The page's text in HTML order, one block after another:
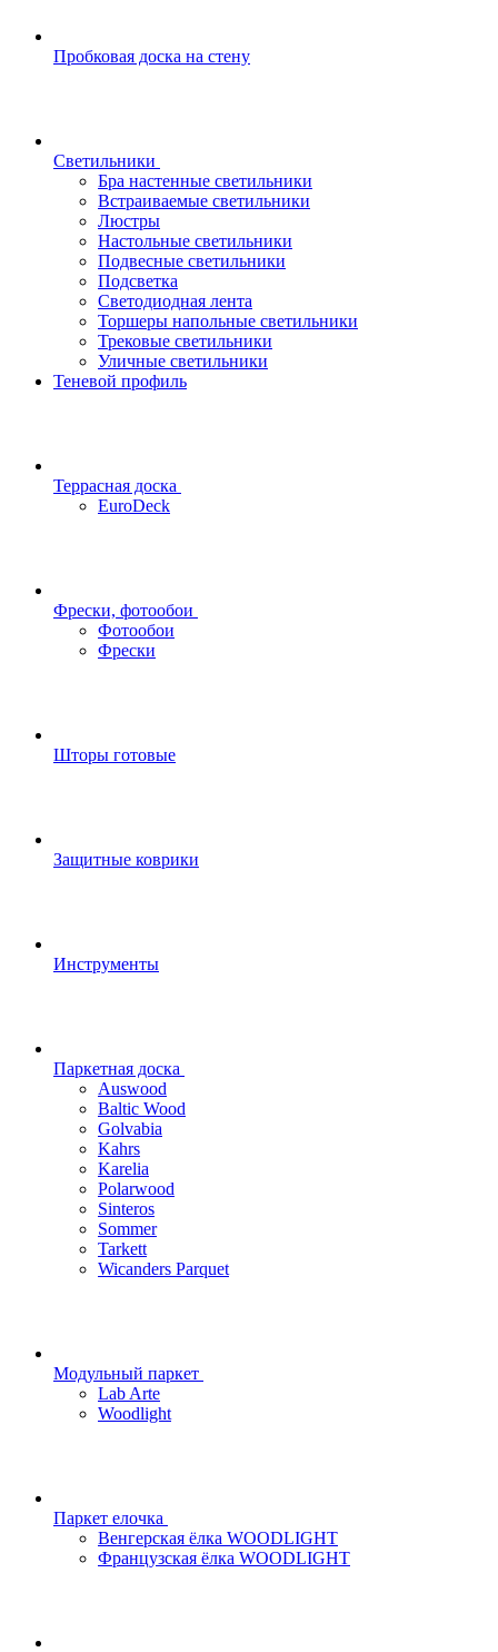
Пробковая доска на стену
Светильники
Бра настенные светильники
Встраиваемые светильники
Люстры
Настольные светильники
Подвесные светильники
Подсветка
Светодиодная лента
Торшеры напольные светильники
Трековые светильники
Уличные светильники
Теневой профиль
Террасная доска
EuroDeck
Фрески, фотообои
Фотообои
Фрески
Шторы готовые
Защитные коврики
Инструменты
Паркетная доска
Auswood
Baltic Wood
Golvabia
Kahrs
Karelia
Polarwood
Sinteros
Sommer
Tarkett
Wicanders Parquet
Модульный паркет
Lab Arte
Woodlight
Паркет елочка
Венгерская ёлка WOODLIGHT
Французская ёлка WOODLIGHT